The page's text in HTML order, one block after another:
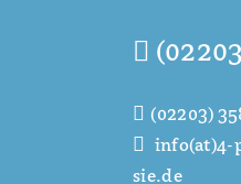
(02203)
info(at)4-
sie.de